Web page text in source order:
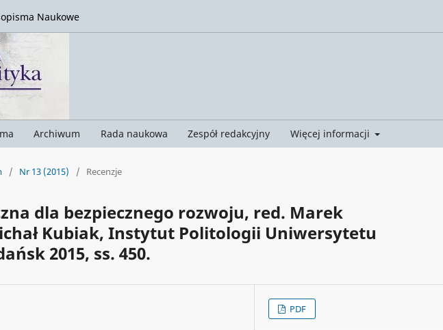
Archiwum Rada naukowa Zespół redakcyjny Więcej informacji
Naukowe
/ Nr 13 (2015) / Recenzje
dla bezpiecznego rozwoju, red. Marek
Kubiak, Instytut Politologii Uniwersytetu
2015, ss. 450.
PDF